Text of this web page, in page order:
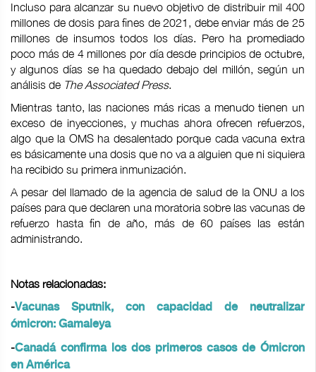
Incluso para alcanzar su nuevo objetivo de distribuir mil 400
millones de dosis para fines de 2021, debe enviar más de 25
millones de insumos todos los días. Pero ha promediado
poco más de 4 millones por día desde principios de octubre,
y algunos días se ha quedado debajo del millón, según un
análisis de The Associated Press.
Mientras tanto, las naciones más ricas a menudo tienen un
exceso de inyecciones, y muchas ahora ofrecen refuerzos,
algo que la OMS ha desalentado porque cada vacuna extra
es básicamente una dosis que no va a alguien que ni siquiera
ha recibido su primera inmunización.
A pesar del llamado de la agencia de salud de la ONU a los
países para que declaren una moratoria sobre las vacunas de
refuerzo hasta fin de año, más de 60 países las están
administrando.
Notas relacionadas:
-Vacunas Sputnik, con capacidad de neutralizar
ómicron: Gamaleya
-Canadá confirma los dos primeros casos de Ómicron
en América